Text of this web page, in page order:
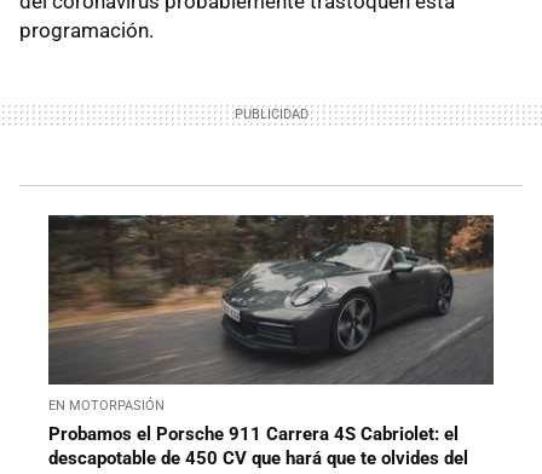
programación.
EN MOTORPASIÓN
Probamos el Porsche 911 Carrera 4S Cabriolet: el
descapotable de 450 CV que hará que te olvides del